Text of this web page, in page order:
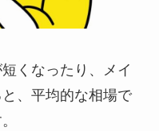
くなったり、メイ
、平均的な相場で